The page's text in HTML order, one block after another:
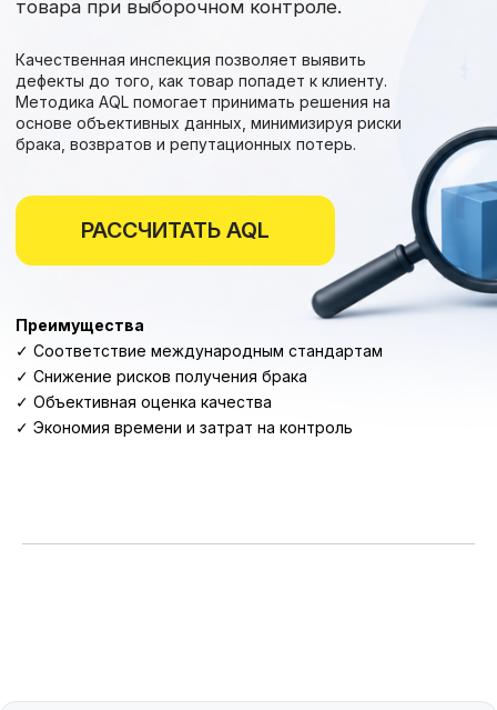
Преимущества
✓ Соответствие международным стандартам
✓ Снижение рисков получения брака